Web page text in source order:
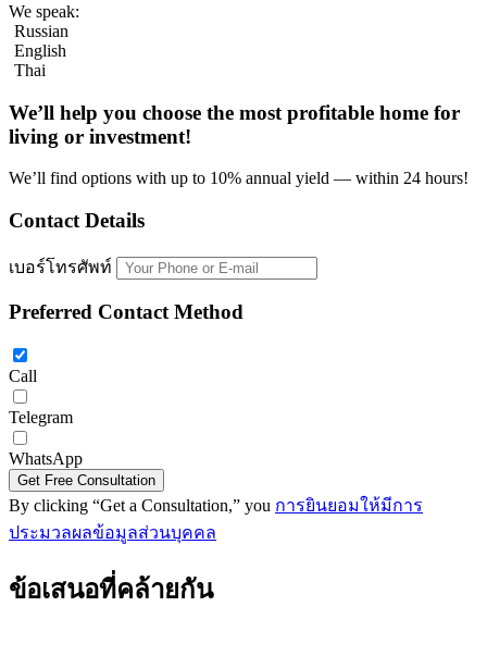
We speak:
Russian
English
Thai
We’ll help you choose the most profitable home for
living or investment!
We’ll find options with up to 10% annual yield — within 24 hours!
Contact Details
เบอร์โทรศัพท์
Preferred Contact Method
Call
Telegram
WhatsApp
By clicking “Get a Consultation,” you การยินยอมให้มีการ
ประมวลผลข้อมูลส่วนบุคคล
ข้อเสนอที่คล้ายกัน